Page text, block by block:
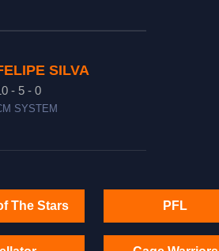
SILVA
- 5 - 0
SYSTEM
The Stars PFL